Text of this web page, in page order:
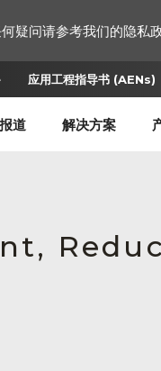
应用工程指导书 (AENs)
道 解决方案
疑问请参考我们的隐私政